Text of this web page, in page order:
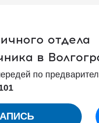
отдела
в
по